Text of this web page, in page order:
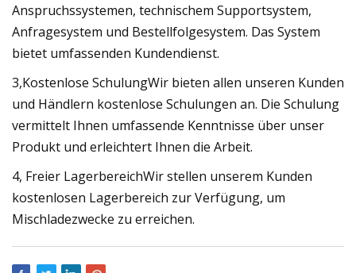
Anspruchssystemen, technischem Supportsystem,
Anfragesystem und Bestellfolgesystem. Das System
bietet umfassenden Kundendienst.
3,Kostenlose SchulungWir bieten allen unseren Kunden
und Händlern kostenlose Schulungen an. Die Schulung
vermittelt Ihnen umfassende Kenntnisse über unser
Produkt und erleichtert Ihnen die Arbeit.
4, Freier LagerbereichWir stellen unserem Kunden
kostenlosen Lagerbereich zur Verfügung, um
Mischladezwecke zu erreichen.